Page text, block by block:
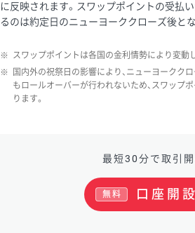
に反映されます。スワップポイントの受払
るのは約定日のニューヨーククローズ後とな
※ スワップポイントは各国の金利情勢により変動し
※
国内外の祝祭日の影響により、ニューヨークク
もロールオーバーが行われないため、スワップ
ります。
最短30分で取引開
口座開設
無料